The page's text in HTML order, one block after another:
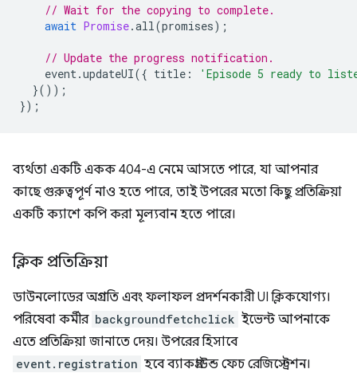
// Wait for the copying to complete.
await Promise.all(promises);
// Update the progress notification.
event.updateUI({ title :
'Episode 5 ready to
}());
});
ব্যর্থতা একটি একক 404-এ নেমে আসতে পারে, যা আপনার
কাছে গুরুত্বপূর্ণ নাও হতে পারে, তাই উপরের মতো কিছু প্রতিক্রিয়া
একটি ক্যাশে কপি করা মূল্যবান হতে পারে।
ক্লিক প্রতিক্রিয়া
ডাউনলোডের অগ্রগতি এবং ফলাফল প্রদর্শনকারী UI ক্লিকযোগ্য।
পরিষেবা কর্মীর backgroundfetchclick ইভেন্ট আপনাকে
এতে প্রতিক্রিয়া জানাতে দেয়। উপরের হিসাবে
event.registration হবে ব্যাকগ্রাউন্ড ফেচ রেজিস্ট্রেশন।